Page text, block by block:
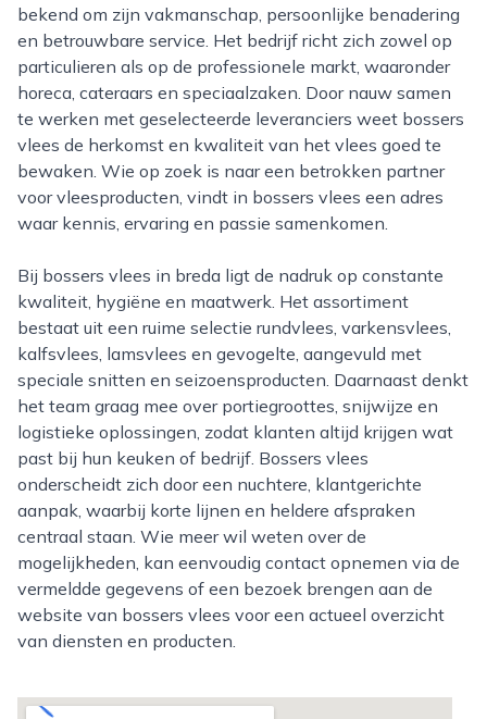
bekend om zijn vakmanschap, persoonlijke benadering
en betrouwbare service. Het bedrijf richt zich zowel op
particulieren als op de professionele markt, waaronder
horeca, cateraars en speciaalzaken. Door nauw samen
te werken met geselecteerde leveranciers weet bossers
vlees de herkomst en kwaliteit van het vlees goed te
bewaken. Wie op zoek is naar een betrokken partner
voor vleesproducten, vindt in bossers vlees een adres
waar kennis, ervaring en passie samenkomen.
Bij bossers vlees in breda ligt de nadruk op constante
kwaliteit, hygiëne en maatwerk. Het assortiment
bestaat uit een ruime selectie rundvlees, varkensvlees,
kalfsvlees, lamsvlees en gevogelte, aangevuld met
speciale snitten en seizoensproducten. Daarnaast denkt
het team graag mee over portiegroottes, snijwijze en
logistieke oplossingen, zodat klanten altijd krijgen wat
past bij hun keuken of bedrijf. Bossers vlees
onderscheidt zich door een nuchtere, klantgerichte
aanpak, waarbij korte lijnen en heldere afspraken
centraal staan. Wie meer wil weten over de
mogelijkheden, kan eenvoudig contact opnemen via de
vermeldde gegevens of een bezoek brengen aan de
website van bossers vlees voor een actueel overzicht
van diensten en producten.